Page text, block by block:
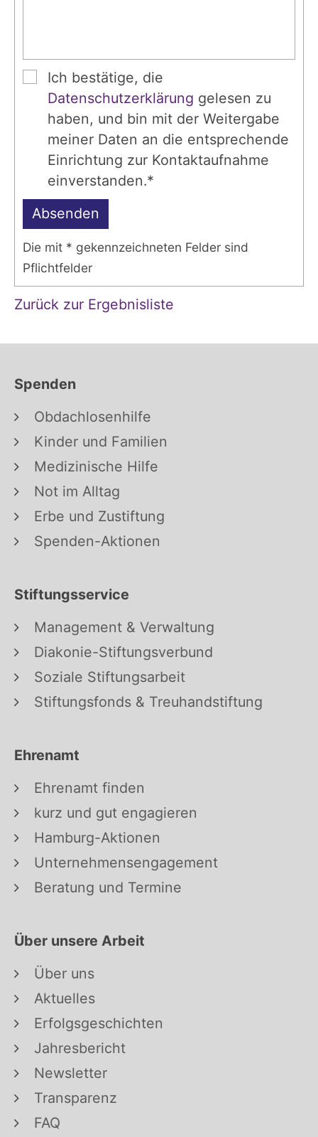
Ich bestätige, die
Datenschutzerklärung gelesen zu
haben, und bin mit der Weitergabe
meiner Daten an die entsprechende
Einrichtung zur Kontaktaufnahme
einverstanden.*
Absenden
Die mit * gekennzeichneten Felder sind
Pflichtfelder
Zurück zur Ergebnisliste
Spenden
Obdachlosenhilfe
Kinder und Familien
Medizinische Hilfe
Not im Alltag
Erbe und Zustiftung
Spenden-Aktionen
Stiftungsservice
Management & Verwaltung
Diakonie-Stiftungsverbund
Soziale Stiftungsarbeit
Stiftungsfonds & Treuhandstiftung
Ehrenamt
Ehrenamt finden
kurz und gut engagieren
Hamburg-Aktionen
Unternehmensengagement
Beratung und Termine
Über unsere Arbeit
Über uns
Aktuelles
Erfolgsgeschichten
Jahresbericht
Newsletter
Transparenz
FAQ